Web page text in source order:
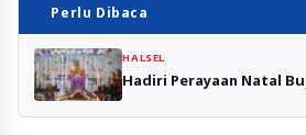
Perlu Dibaca
HALSEL
Hadiri Perayaan Natal